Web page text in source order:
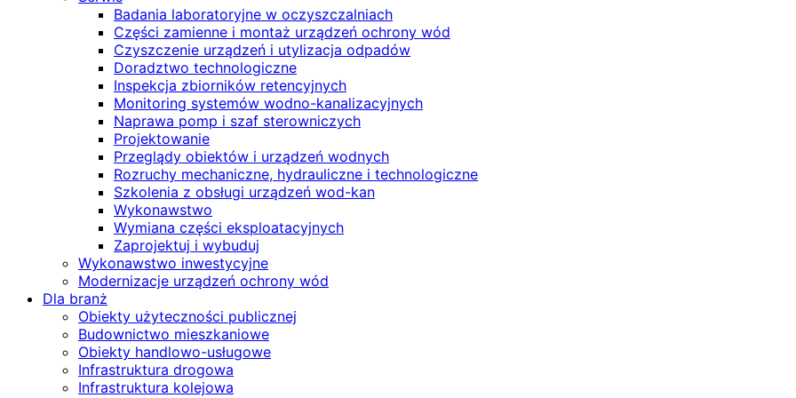
Badania laboratoryjne w oczyszczalniach
Części zamienne i montaż urządzeń ochrony wód
Czyszczenie urządzeń i utylizacja odpadów
Doradztwo technologiczne
Inspekcja zbiorników retencyjnych
Monitoring systemów wodno-kanalizacyjnych
Naprawa pomp i szaf sterowniczych
Projektowanie
Przeglądy obiektów i urządzeń wodnych
Rozruchy mechaniczne, hydrauliczne i technologiczne
Szkolenia z obsługi urządzeń wod-kan
Wykonawstwo
Wymiana części eksploatacyjnych
Zaprojektuj i wybuduj
Wykonawstwo inwestycyjne
Modernizacje urządzeń ochrony wód
Dla branż
Obiekty użyteczności publicznej
Budownictwo mieszkaniowe
Obiekty handlowo-usługowe
Infrastruktura drogowa
Infrastruktura kolejowa